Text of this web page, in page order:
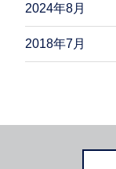
2024年8月
2018年7月